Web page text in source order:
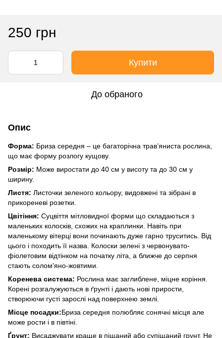
250 грн
Купити
До обраного
Опис
Форма: Бриза середня – це багаторічна трав’яниста рослина,
що має форму розлогу кущову.
Розмір: Може виростати до 40 см у висоту та до 30 см у
ширину.
Листя: Листочки зеленого кольору, видовжені та зібрані в
прикореневі розетки.
Цвітіння: Суцвіття мітловидної форми що складаються з
маленьких колосків, схожих на краплинки. Навіть при
маленькому вітерці вони починають дуже гарно труситись. Від
цього і походить її назва. Колоски зелені з червонувато-
фіолетовим відтінком на початку літа, а ближче до серпня
стають солом'яно-жовтими.
Коренева система: Рослина має заглиблене, міцне коріння.
Корені розгалужуються в ґрунті і дають нові прирости,
створюючи густі зарослі над поверхнею землі.
Місце посадки:Бриза середня полюбляє сонячні місця але
може рости і в півтіні.
Ґрунт: Висаджувати краще в піщаний або супіщаний грунт. Не